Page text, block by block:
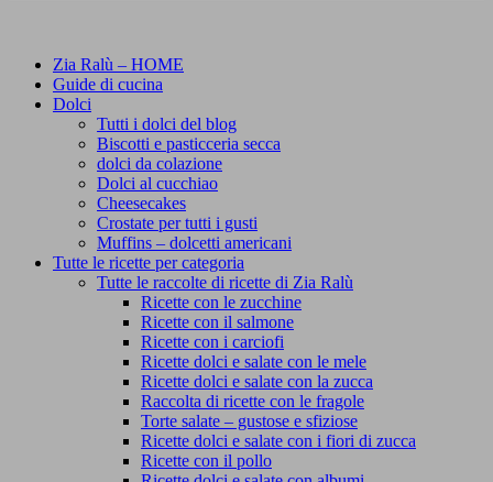
Zia Ralù – HOME
Guide di cucina
Dolci
Tutti i dolci del blog
Biscotti e pasticceria secca
dolci da colazione
Dolci al cucchiao
Cheesecakes
Crostate per tutti i gusti
Muffins – dolcetti americani
Tutte le ricette per categoria
Tutte le raccolte di ricette di Zia Ralù
Ricette con le zucchine
Ricette con il salmone
Ricette con i carciofi
Ricette dolci e salate con le mele
Ricette dolci e salate con la zucca
Raccolta di ricette con le fragole
Torte salate – gustose e sfiziose
Ricette dolci e salate con i fiori di zucca
Ricette con il pollo